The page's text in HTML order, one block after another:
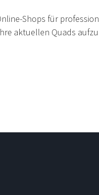
Shops für
aktuellen Quads